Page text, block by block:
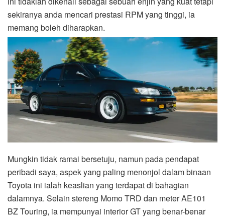
sekiranya anda mencari prestasi RPM yang tinggi, ia
memang boleh diharapkan.
Mungkin tidak ramai bersetuju, namun pada pendapat
peribadi saya, aspek yang paling menonjol dalam binaan
Toyota ini ialah keaslian yang terdapat di bahagian
dalamnya. Selain stereng Momo TRD dan meter AE101
BZ Touring, ia mempunyai interior GT yang benar-benar